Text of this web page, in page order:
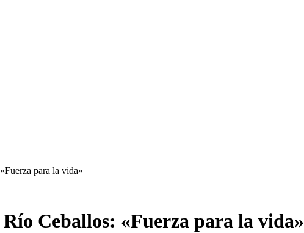
para la vida»
Ceballos: «Fuerza para la vida»